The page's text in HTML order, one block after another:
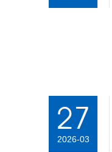
27
2026-03